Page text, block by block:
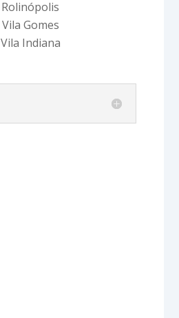
Rolinópolis
Vila Gomes
Vila Indiana